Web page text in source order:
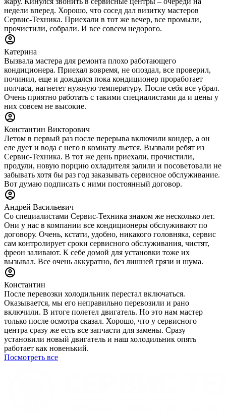
недели вперед. Хорошо, что сосед дал визитку мастеров
Сервис-Техника. Приехали в тот же вечер, все промыли,
прочистили, собрали. И все совсем недорого.
Катерина
Вызвала мастера для ремонта плохо работающего
кондиционера. Приехал вовремя, не опоздал, все проверил,
починил, еще и дождался пока кондиционер проработает
полчаса, нагнетет нужную температуру. После себя все убрал.
Очень приятно работать с такими специалистами да и цены у
них совсем не высокие.
Константин Викторович
Летом в первый раз после перерыва включили кондер, а он
еле дует и вода с него в комнату льется. Вызвали ребят из
Сервис-Техника. В тот же день приехали, прочистили,
продули, новую порцию охладителя залили и посоветовали не
забывать хотя бы раз год заказывать сервисное обслуживание.
Вот думаю подписать с ними постоянный договор.
Андрей Васильевич
Со специалистами Сервис-Техника знаком же несколько лет.
Они у нас в компании все кондиционеры обслуживают по
договору. Очень, кстати, удобно, никакого головняка, сервис
сам контролирует сроки сервисного обслуживания, чистят,
фреон заливают. К себе домой для установки тоже их
вызывал. Все очень аккуратно, без лишней грязи и шума.
Константин
После перевозки холодильник перестал включаться.
Оказывается, мы его неправильно перевозили и рано
включили. В итоге полетел двигатель. Но это нам мастер
только после осмотра сказал. Хорошо, что у сервисного
центра сразу же есть все запчасти для замены. Сразу
установили новый двигатель и наш холодильник опять
работает как новенький.
Посмотреть все